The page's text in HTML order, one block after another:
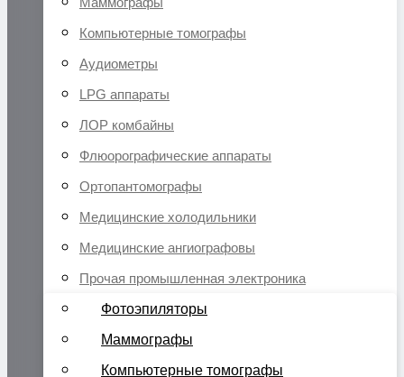
Компьютерные томографы
Аудиометры
LPG аппараты
ЛОР комбайны
Флюорографические аппараты
Ортопантомографы
Медицинские холодильники
Медицинские ангиографовы
Прочая промышленная электроника
Фотоэпиляторы
Маммографы
Компьютерные томографы